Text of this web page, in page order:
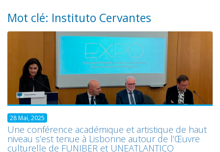
Mot clé: Instituto Cervantes
28 Mai, 2025
Une conférence académique et artistique de haut
niveau s’est tenue à Lisbonne autour de l’Œuvre
culturelle de FUNIBER et UNEATLANTICO